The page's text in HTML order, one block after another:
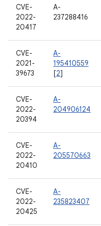
CVE-
2022-
20417
A-
237288416
CVE-
2021-
39673
A-
195410559
[2]
CVE-
2022-
20394
A-
204906124
CVE-
2022-
20410
A-
205570663
CVE-
2022-
20425
A-
235823407